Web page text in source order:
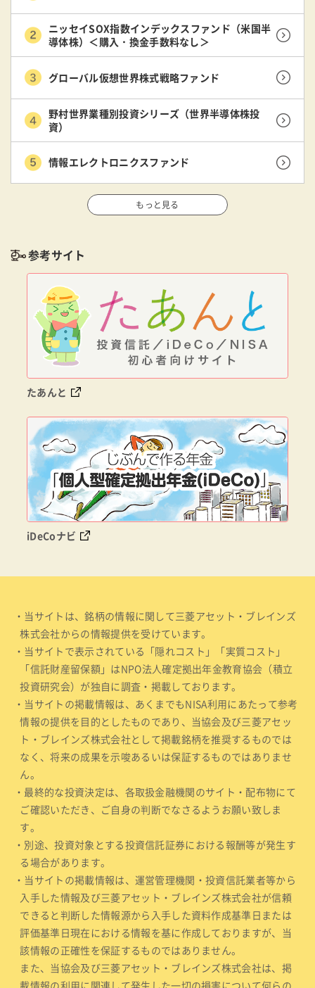
ニッセイSOX指数インデックスファンド（米国半
導体株）＜購入・換金手数料なし＞
グローバル仮想世界株式戦略ファンド
野村世界業種別投資シリーズ（世界半導体株投
資）
情報エレクトロニクスファンド
もっと見る
参考サイト
たあんと
iDeCoナビ
・当サイトは、銘柄の情報に関して三菱アセット・ブレインズ
株式会社からの情報提供を受けています。
・当サイトで表示されている「隠れコスト」「実質コスト」
「信託財産留保額」はNPO法人確定拠出年金教育協会（積立
投資研究会）が独自に調査・掲載しております。
・当サイトの掲載情報は、あくまでもNISA利用にあたって参考
情報の提供を目的としたものであり、当協会及び三菱アセッ
ト・ブレインズ株式会社として掲載銘柄を推奨するものでは
なく、将来の成果を示唆あるいは保証するものではありませ
ん。
・最終的な投資決定は、各取扱金融機関のサイト・配布物にて
ご確認いただき、ご自身の判断でなさるようお願い致しま
す。
・別途、投資対象とする投資信託証券における報酬等が発生す
る場合があります。
・当サイトの掲載情報は、運営管理機関・投資信託業者等から
入手した情報及び三菱アセット・ブレインズ株式会社が信頼
できると判断した情報源から入手した資料作成基準日または
評価基準日現在における情報を基に作成しておりますが、当
該情報の正確性を保証するものではありません。
また、当協会及び三菱アセット・ブレインズ株式会社は、掲
載情報の利用に関連して発生した一切の損害について何らの